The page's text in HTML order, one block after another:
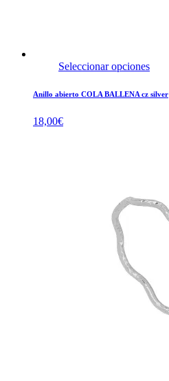
Seleccionar opciones
Anillo abierto COLA BALLENA cz silver
18,00€